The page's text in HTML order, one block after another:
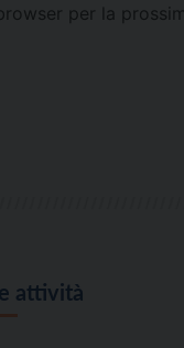
per la
attività